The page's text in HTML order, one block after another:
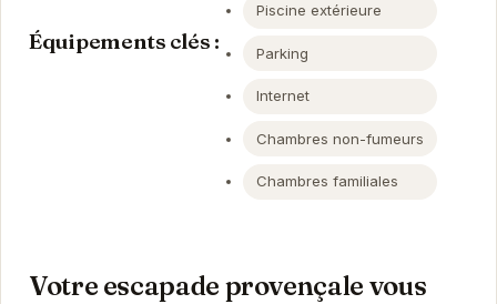
Équipements clés :
Piscine extérieure
Parking
Internet
Chambres non-fumeurs
Chambres familiales
Votre escapade provençale vous